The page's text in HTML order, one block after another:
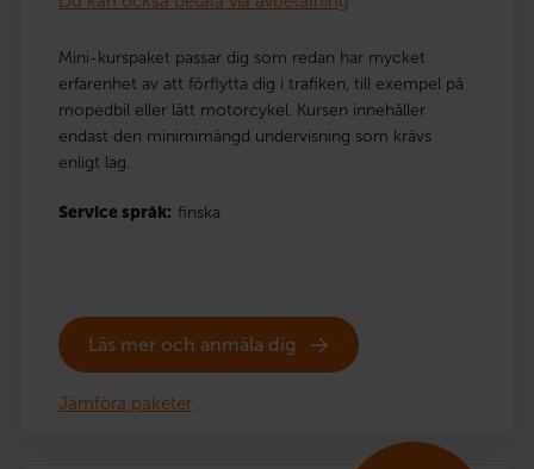
Mini-kurspaket passar dig som redan har mycket
erfarenhet av att förflytta dig i trafiken, till exempel på
mopedbil eller lätt motorcykel. Kursen innehåller
endast den minimimängd undervisning som krävs
enligt lag.
Service språk: finska
Läs mer och anmäla dig
Jämföra paketer